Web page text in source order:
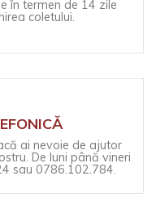
în termen de 14 zile
coletului.
ai nevoie de ajutor
De luni până vineri
sau 0786.102.784.